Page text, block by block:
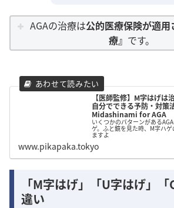
AGAの治療は公的医療保険が適
療』 です。
【医師監修】M字はげは
自分でできる予防・対策
Midashinami for AGA
いくつかのパターンがある
ゲ。ふと鏡を見た時、M字ハ
ますよ
www.pikapaka.tokyo
「M字はげ」「U字はげ」
違い